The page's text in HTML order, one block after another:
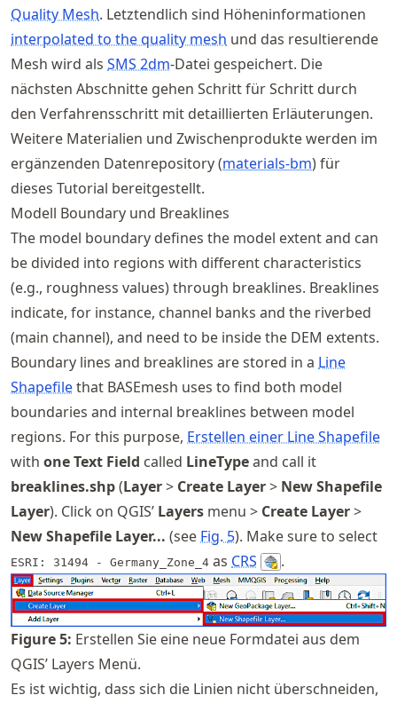
Quality Mesh. Letztendlich sind Höheninformationen
interpolated to the quality mesh und das resultierende
Mesh wird als SMS 2dm-Datei gespeichert. Die
nächsten Abschnitte gehen Schritt für Schritt durch
den Verfahrensschritt mit detaillierten Erläuterungen.
Weitere Materialien und Zwischenprodukte werden im
ergänzenden Datenrepository (materials-bm) für
dieses Tutorial bereitgestellt.
Modell Boundary und Breaklines
The model boundary defines the model extent and can
be divided into regions with different characteristics
(e.g., roughness values) through breaklines. Breaklines
indicate, for instance, channel banks and the riverbed
(main channel), and need to be inside the DEM extents.
Boundary lines and breaklines are stored in a Line
Shapefilethat BASEmesh uses to find both model
boundaries and internal breaklines between model
regions. For this purpose, Erstellen einer Line Shapefile
with one Text Field called LineTypeand call it
breaklines.shp(Layer> Create Layer> New Shapefile
Layer). Click on QGIS’ Layers menu > Create Layer>
New Shapefile Layer... (see Fig. 5). Make sure to select
ESRI: 31494 - Germany_Zone_4 as CRS .
Figure5: Erstellen Sie eine neue Formdatei aus dem
QGIS’ Layers Menü.
Es ist wichtig, dass sich die Linien nicht überschneiden,